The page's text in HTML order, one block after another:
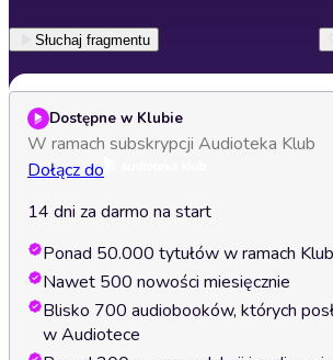
Słuchaj fragmentu
Dostępne w Klubie
W ramach subskrypcji Audioteka Klub
Dołącz do
14 dni za darmo na start
Ponad 50.000 tytułów w ramach
Nawet 500 nowości miesięcznie
Blisko 700 audiobooków, których
w Audiotece